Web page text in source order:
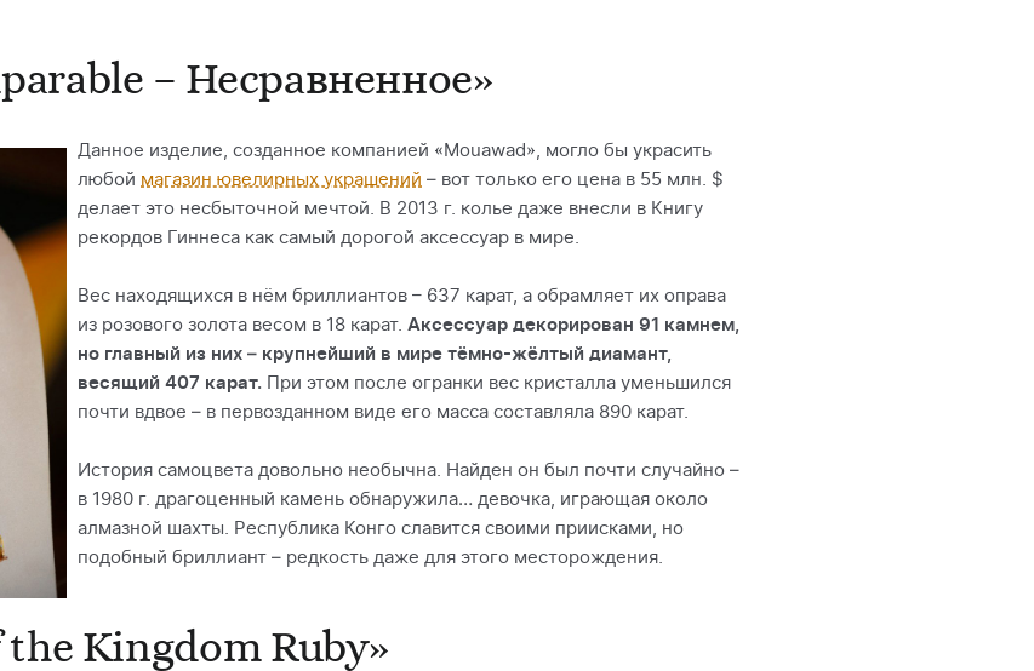
– Несравненное»
Данное изделие, созданное компанией «Mouawad», могло бы украсить
любой магазин ювелирных украшений – вот только его цена в 55 млн. $
делает это несбыточной мечтой. В 2013 г. колье даже внесли в Книгу
рекордов Гиннеса как самый дорогой аксессуар в мире.
Вес находящихся в нём бриллиантов – 637 карат, а обрамляет их оправа
из розового золота весом в 18 карат. Аксессуар декорирован 91 камнем,
но главный из них – крупнейший в мире тёмно-жёлтый диамант,
весящий 407 карат. При этом после огранки вес кристалла уменьшился
почти вдвое – в первозданном виде его масса составляла 890 карат.
История самоцвета довольно необычна. Найден он был почти случайно –
в 1980 г. драгоценный камень обнаружила… девочка, играющая около
алмазной шахты. Республика Конго славится своими приисками, но
подобный бриллиант – редкость даже для этого месторождения.
Kingdom Ruby»